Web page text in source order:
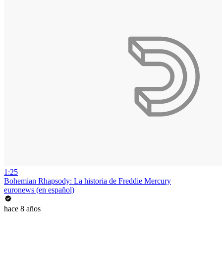
1:25
Bohemian Rhapsody: La historia de Freddie Mercury
euronews (en español)
hace 8 años